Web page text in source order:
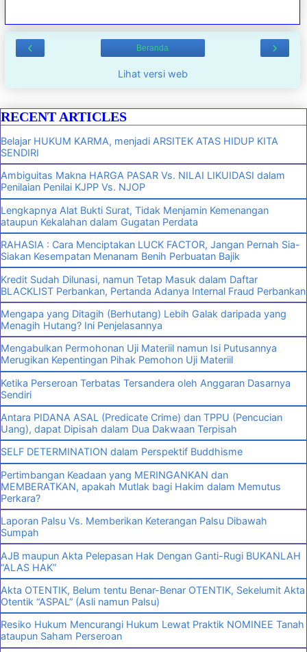
‹ ›
Beranda
Lihat versi web
RECENT ARTICLES
Belajar HUKUM KARMA, menjadi ARSITEK ATAS HIDUP KITA
SENDIRI
Ambiguitas Makna HARGA PASAR Vs. NILAI LIKUIDASI dalam
Penilaian Penilai KJPP Vs. NJOP
Lengkapnya Alat Bukti Surat, Tidak Menjamin Kemenangan
ataupun Kekalahan dalam Gugatan Perdata
RAHASIA : Cara Menciptakan LUCK FACTOR, Jangan Pernah Sia-
Siakan Kesempatan Menanam Benih Perbuatan Bajik
Kredit Sudah Dilunasi, namun Tetap Masuk dalam Daftar
BLACKLIST Perbankan, Pertanda Adanya Internal Fraud Perbankan
Mengapa yang Ditagih (Berhutang) Lebih Galak daripada yang
Menagih Hutang? Ini Penjelasannya
Mengabulkan Permohonan Uji Materiil namun Isi Putusannya
Merugikan Kepentingan Pihak Pemohon Uji Materiil
Ketika Perseroan Terbatas Tersandera oleh Anggaran Dasarnya
Sendiri
Antara PIDANA ASAL (Predicate Crime) dan TPPU (Pencucian
Uang), dapat Dipisah dalam Dua Dakwaan Terpisah
SELF DETERMINATION dalam Perspektif Buddhisme
Pertimbangan Keadaan yang MERINGANKAN dan
MEMBERATKAN, apakah Mutlak bagi Hakim dalam Memutus
Perkara?
Laporan Palsu Vs. Memberikan Keterangan Palsu Dibawah
Sumpah
AJB maupun Akta Pelepasan Hak Dengan Ganti-Rugi BUKANLAH
“ALAS HAK”
Akta OTENTIK, Belum tentu Benar-Benar OTENTIK, Sekelumit Akta
Otentik “ASPAL” (Asli namun Palsu)
Resiko Hukum Mencurangi Hukum Lewat Praktik NOMINEE Tanah
ataupun Saham Perseroan